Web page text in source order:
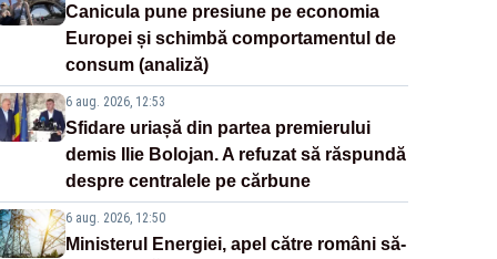
Canicula pune presiune pe economia
Europei și schimbă comportamentul de
consum (analiză)
6 aug. 2026, 12:53
Sfidare uriașă din partea premierului
demis Ilie Bolojan. A refuzat să răspundă
despre centralele pe cărbune
6 aug. 2026, 12:50
Ministerul Energiei, apel către români să-